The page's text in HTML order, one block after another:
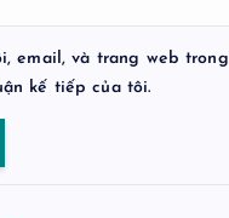
email, và trang web
kế tiếp của tôi.